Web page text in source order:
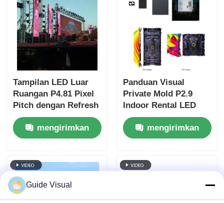
Tampilan LED Luar
Ruangan P4.81 Pixel
Pitch dengan Refresh
Rate 7680Hz dan
Tahan Air IP65 untuk
Penyewaan dan Acara
mengirimkan
Panduan Visual
Private Mold P2.9
Indoor Rental LED
Display vs Public
Mold, Cabinet Anti-
Collision yang Lebih
mengirimkan
Guide Visual